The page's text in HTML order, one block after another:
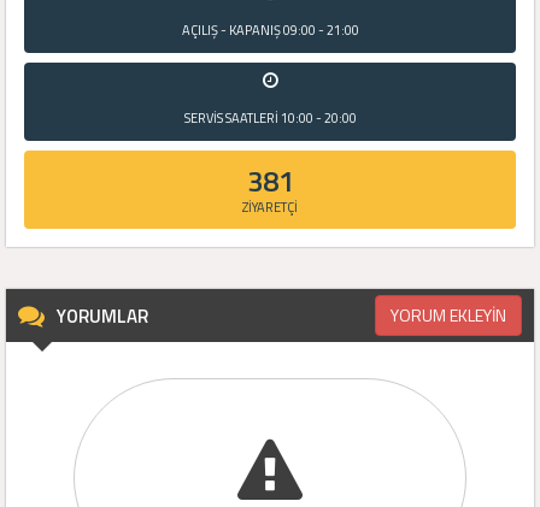
AÇILIŞ - KAPANIŞ09:00 - 21:00
SERVİS SAATLERİ 10:00 - 20:00
381
ZİYARETÇİ
YORUMLAR YORUM EKLEYİN